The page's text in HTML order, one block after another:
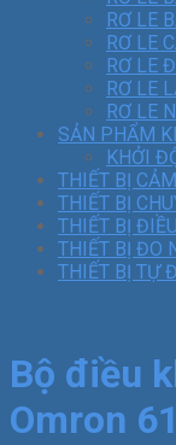
RƠ LE
RƠ LE
RƠ LE
RƠ LE
RƠ LE
SẢN PHẨM
KHỞI
THIẾT BỊ
THIẾT BỊ
THIẾT BỊ
THIẾT BỊ ĐO
THIẾT BỊ TỰ
Bộ điều
Omron